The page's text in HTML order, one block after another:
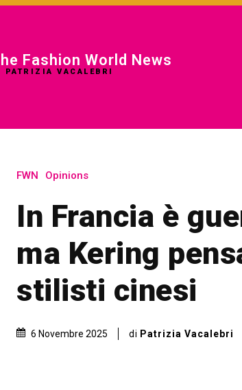
Fashion World News
PATRIZIA VACALEBRI
FWN Opinions
In Francia è
ma Kering
stilisti cinesi
6 Novembre 2025 di Patrizia Vacalebri